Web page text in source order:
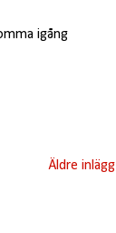
igång
Äldre inlägg